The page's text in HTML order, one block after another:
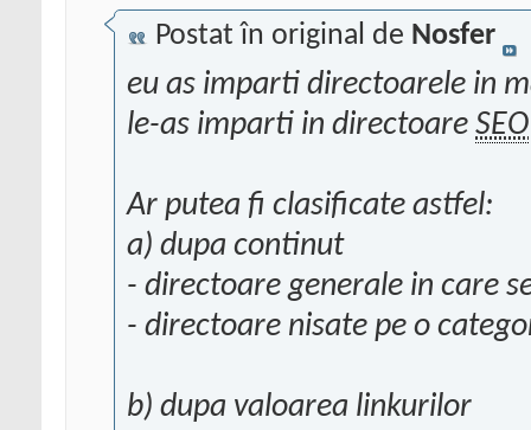
Postat în original de Nosfer
eu as imparti directoarele in
le-as imparti in directoare SEO
Ar putea fi clasificate astfel:
a) dupa continut
- directoare generale in care
- directoare nisate pe o
b) dupa valoarea linkurilor